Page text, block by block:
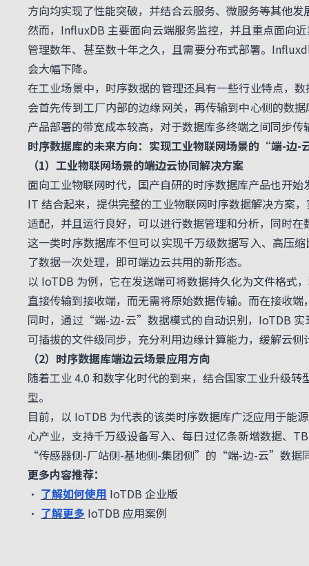
方向均实现了性能突破，并结合云服务、微服务等其他
然而，InfluxDB 主要面向云端服务监控，并且重点面向
管理数年、甚至数十年之久，且需要分布式部署。
会大幅下降。
在工业场景中，时序数据的管理还具有一些行业特点，
会首先传到工厂内部的边缘网关，再传输到中心侧的数
产品部署的带宽成本较高，对于数据库多终端之间同步
时序数据库的未来方向：实现工业物联网场景的“端-边
（1）工业物联网场景的端边云协同解决方案
面向工业物联网时代，国产自研的时序数据库产品也开
IT 结合起来，提供完整的工业物联网时序数据解决方案
适配，并且运行良好，可以进行数据管理和分析，同时
这一类时序数据库不但可以实现千万级数据写入、高压
了数据一次处理，即可端边云共用的新形态。
以 IoTDB 为例，它在发送端可将数据持久化为文件格式
直接传输到接收端，而无需将原始数据传输。而在接收
同时，通过“端-边-云”数据模式的自动识别，IoTDB 实
可插拔的文件级同步，充分利用边缘计算能力，缓解云
（2）时序数据库端边云场景应用方向
随着工业 4.0 和数字化时代的到来，结合国家工业升级
型。
目前，以 IoTDB 为代表的该类时序数据库广泛应用于能
心产业，支持千万级设备写入、每日过亿条新增数据、
“传感器侧-厂站侧-基地侧-集团侧”的“端-边-云”数据
更多内容推荐：
• 了解如何使用 IoTDB 企业版
• 了解更多 IoTDB 应用案例